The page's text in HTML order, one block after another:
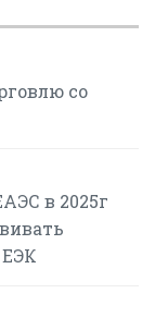
со
в 2025г